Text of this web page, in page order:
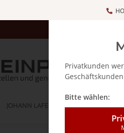
JOHANN LAFER BELLA
Privatkunden
Bitte wählen: